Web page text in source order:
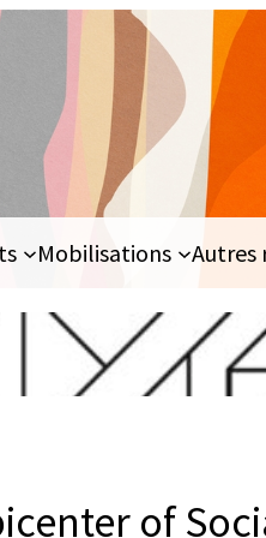
Mobilisations Autres
of